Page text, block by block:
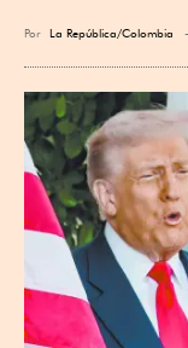
Por La República/Colombia